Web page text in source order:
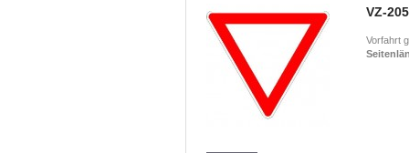
VZ-205
Vorfahrt